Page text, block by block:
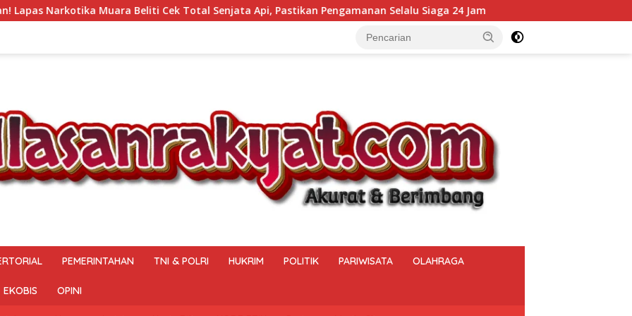
Cek Total Senjata Api, Pastikan Pengamanan Selalu Siaga 24 Jam Kalapas Muara Beliti Kumpulkan Seluruh
PEMERINTAHAN TNI & POLRI HUKRIM POLITIK PARIWISATA OLAHRAGA
EKOBIS OPINI